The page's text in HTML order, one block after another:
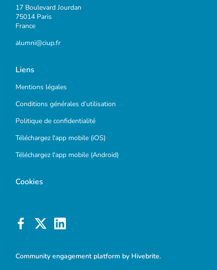
17 Boulevard Jourdan
75014 Paris
France
alumni@ciup.fr
Liens
Mentions légales
Conditions générales d’utilisation
Politique de confidentialité
Téléchargez l'app mobile (iOS)
Téléchargez l'app mobile (Android)
Cookies
Community engagement platform by Hivebrite.